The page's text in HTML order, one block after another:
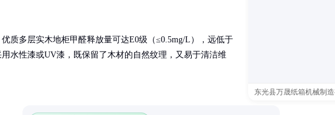
东光县万晟纸箱机械制
质多层实木地柜甲醛释放量可达E0级（≤0.5mg/L），远低于
水性漆或UV漆，既保留了木材的自然纹理，又易于清洁维